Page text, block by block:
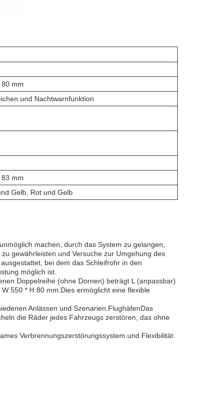
mm
und Nachtwarnfunktion
mm
Gelb, Rot und Gelb
machen, durch das System zu gelangen,
gewährleisten und Versuche zur Umgehung des
bei dem das Schleifrohr in den
möglich ist.
Doppelreihe (ohne Dornen) beträgt L (anpassbar)
550 * H 80 mm.Dies ermöglicht eine flexible
Anlässen und Szenarien.FlughäfenDas
die Räder jedes Fahrzeugs zerstören, das ohne
Verbrennungszerstörungssystem.und Flexibilität